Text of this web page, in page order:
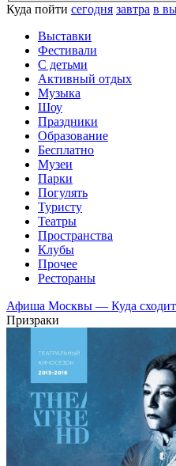
Куда пойти сегодня завтра в
Выставки
Фестивали
С детьми
Активный отдых
Музыка
Шоу
Праздники
Образование
Бесплатно
Музеи
Парки
Погулять
Туристу
Театры
Пространства
Клубы
Прочее
Рестораны
Афиша Москвы — Куда
Призраки